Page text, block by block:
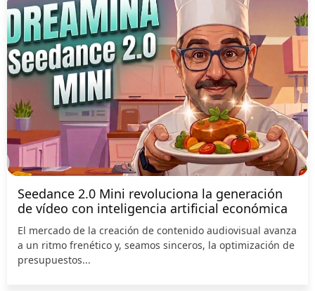
Seedance 2.0 Mini revoluciona la generación
de vídeo con inteligencia artificial económica
El mercado de la creación de contenido audiovisual avanza
a un ritmo frenético y, seamos sinceros, la optimización de
presupuestos...